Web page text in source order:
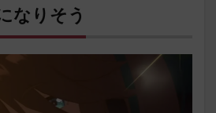
なりそう